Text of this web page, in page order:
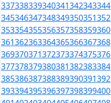
337338339340341342343344
345346347348349350351352
353354355356357358359360
361362363364365366367368
369370371372373374375376
377378379380381382383384
385386387388389390391392
393394395396397398399400